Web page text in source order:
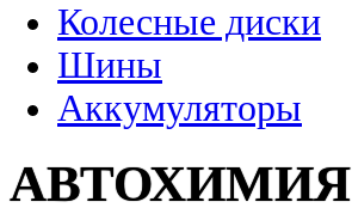
Колесные диски
Шины
Аккумуляторы
АВТОХИМИЯ